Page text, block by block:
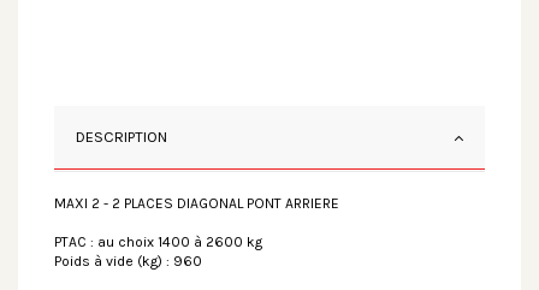
DESCRIPTION
MAXI 2 - 2 PLACES DIAGONAL PONT ARRIERE
PTAC : au choix 1400 à 2600 kg
Poids à vide (kg) : 960